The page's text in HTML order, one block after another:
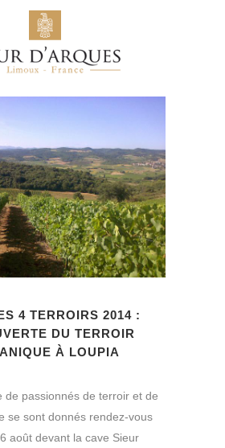
4 TERROIRS 2014 :
DU TERROIR
À LOUPIA
de passionnés de terroir et de
se sont donnés rendez-vous
août devant la cave Sieur